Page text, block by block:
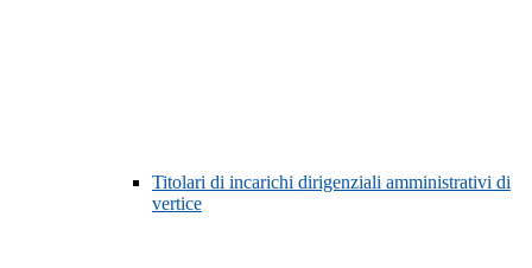
Titolari di incarichi dirigenziali amministrativi di
vertice